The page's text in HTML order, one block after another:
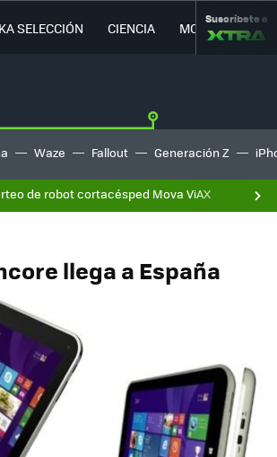
SELECCIÓN CIENCIA MOVILIDAD
Suscríbete a
Waze Fallout Generación Z
de robot cortacésped Mova ViAX
llega a España